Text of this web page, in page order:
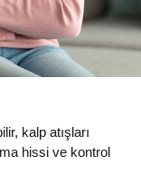
kalp atışları
hissi ve kontrol